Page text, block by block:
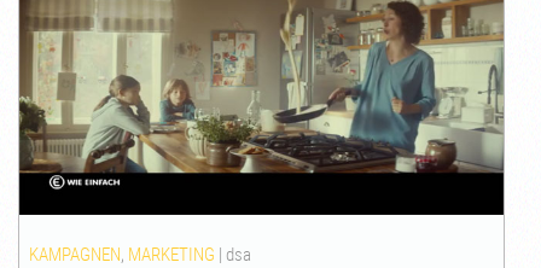
KAMPAGNEN, MARKETING dsa